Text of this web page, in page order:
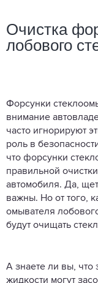
Очистка
лобового
Форсунки
внимание
часто игнорируют
роль в
что форсунки
правильной
автомобиля. Да,
важны. Но от того,
омывателя
будут очищать
А знаете ли вы,
жидкости могут